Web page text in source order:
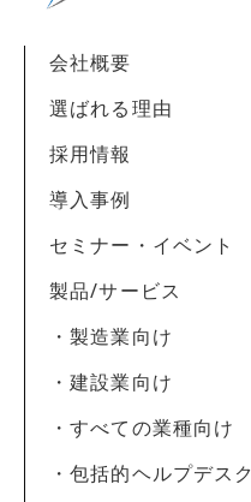
会社概要
選ばれる理由
採用情報
導入事例
セミナー・イベント
製品/サービス
・製造業向け
・建設業向け
・すべての業種向け
・包括的ヘルプデスク